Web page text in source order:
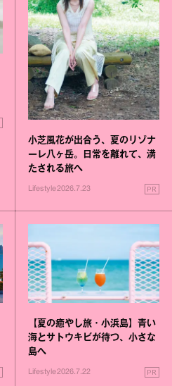
小芝風花が出合う、夏のリゾナ
ーレ八ヶ岳。日常を離れて、満
たされる旅へ
Lifestyle2026.7.23 PR
【夏の癒やし旅・小浜島】青い
海とサトウキビが待つ、小さな
島へ
Lifestyle2026.7.22 PR